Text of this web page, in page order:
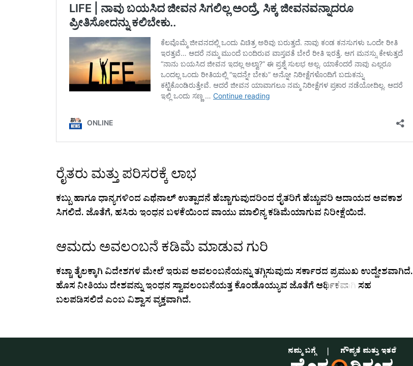
ರೈತರು ಮತ್ತು ಪರಿಸರಕ್ಕೆ ಲಾಭ
ಕಬ್ಬು ಹಾಗೂ ಧಾನ್ಯಗಳಿಂದ ಎಥೆನಾಲ್ ಉತ್ಪಾದನೆ ಹೆಚ್ಚಾಗುವುದರಿಂದ ರೈತರಿಗೆ ಹೆಚ್ಚುವರಿ ಆದಾಯದ ಅವಕಾಶ
ಸಿಗಲಿದೆ. ಜೊತೆಗೆ, ಹಸಿರು ಇಂಧನ ಬಳಕೆಯಿಂದ ವಾಯು ಮಾಲಿನ್ಯ ಕಡಿಮೆಯಾಗುವ ನಿರೀಕ್ಷೆಯಿದೆ.
ಆಮದು ಅವಲಂಬನೆ ಕಡಿಮೆ ಮಾಡುವ ಗುರಿ
ಕಚ್ಚಾ ತೈಲಕ್ಕಾಗಿ ವಿದೇಶಗಳ ಮೇಲೆ ಇರುವ ಅವಲಂಬನೆಯನ್ನು ತಗ್ಗಿಸುವುದು ಸರ್ಕಾರದ ಪ್ರಮುಖ ಉದ್ದೇಶವಾಗಿದೆ.
ಹೊಸ ನೀತಿಯು ದೇಶವನ್ನು ಇಂಧನ ಸ್ವಾವಲಂಬನೆಯತ್ತ ಕೊಂಡೊಯ್ಯುವ ಜೊತೆಗೆ ಆರ್ಥಿಕವಾಗಿ ಸಹ
ಬಲಪಡಿಸಲಿದೆ ಎಂಬ ವಿಶ್ವಾಸ ವ್ಯಕ್ತವಾಗಿದೆ.
ನಮ್ಮ ಬಗ್ಗೆ ಗೌಪ್ಯತೆ ಮತ್ತು ಇತರೆ